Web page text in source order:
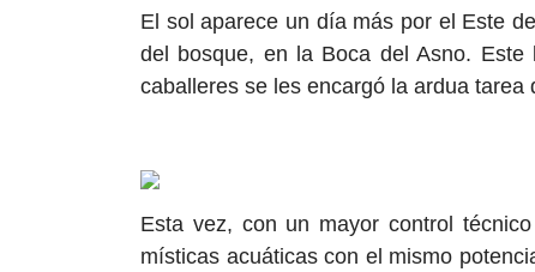
El sol aparece un día más por el Este
del bosque, en la Boca del Asno.
caballeres se les encargó la ardua
Esta vez, con un mayor control
místicas acuáticas con el mismo